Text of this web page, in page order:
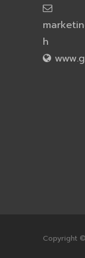
h
Copyright